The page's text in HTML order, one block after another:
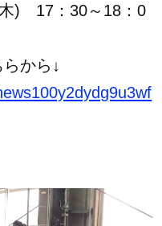
) 17：30～18：0
から↓